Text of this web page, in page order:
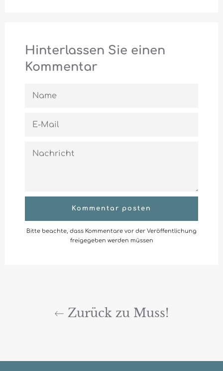
Hinterlassen Sie einen
Kommentar
MAIL
Bitte beachte, dass Kommentare vor der Veröffentlichung
freigegeben werden müssen
Zurück zu Muss!